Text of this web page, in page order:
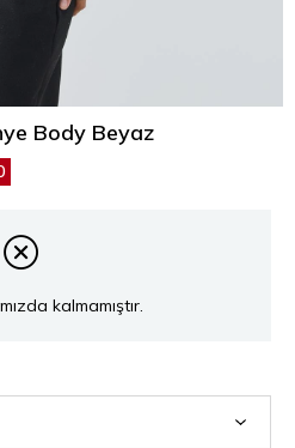
Body Beyaz
kalmamıştır.